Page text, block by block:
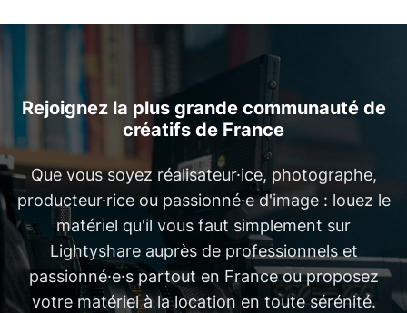
Rejoignez la plus grande communauté de
créatifs de France
Que vous soyez réalisateur·ice, photographe,
producteur·rice ou passionné·e d'image : louez le
matériel qu'il vous faut simplement sur
Lightyshare auprès de professionnels et
passionné·e·s partout en France ou proposez
votre matériel à la location en toute sérénité.